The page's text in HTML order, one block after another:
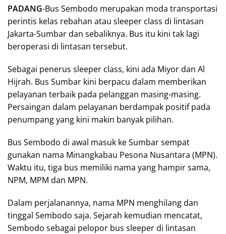
PADANG-Bus Sembodo merupakan moda transportasi
perintis kelas rebahan atau sleeper class di lintasan
Jakarta-Sumbar dan sebaliknya. Bus itu kini tak lagi
beroperasi di lintasan tersebut.
Sebagai penerus sleeper class, kini ada Miyor dan Al
Hijrah. Bus Sumbar kini berpacu dalam memberikan
pelayanan terbaik pada pelanggan masing-masing.
Persaingan dalam pelayanan berdampak positif pada
penumpang yang kini makin banyak pilihan.
Bus Sembodo di awal masuk ke Sumbar sempat
gunakan nama Minangkabau Pesona Nusantara (MPN).
Waktu itu, tiga bus memiliki nama yang hampir sama,
NPM, MPM dan MPN.
Dalam perjalanannya, nama MPN menghilang dan
tinggal Sembodo saja. Sejarah kemudian mencatat,
Sembodo sebagai pelopor bus sleeper di lintasan